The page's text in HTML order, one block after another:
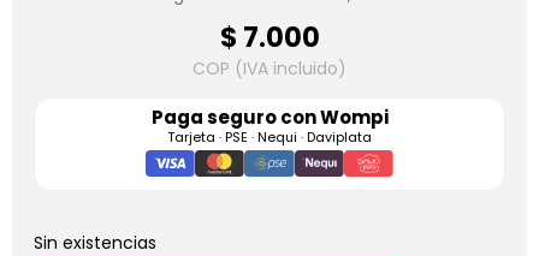
$ 7.000
COP (IVA incluido)
Paga seguro conWompi
Tarjeta · PSE · Nequi · Daviplata
Sin existencias